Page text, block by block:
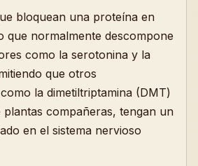
bloquean una proteína en
que normalmente descompone
como la serotonina y la
que otros
la dimetiltriptamina (DMT)
plantas compañeras, tengan un
en el sistema nervioso